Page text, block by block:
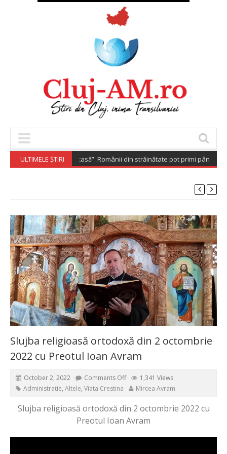
ULTIMELE ȘTIRI
Investește Acasă”. Românii din străinătate pot primi până la
Slujba religioasă ortodoxă din 2 octombrie
2022 cu Preotul Ioan Avram
October 2, 2022 Comments Off
1,341 Views
Administrație, Altele, Viata Crestina Mircea Avram
Slujba religioasă ortodoxă din 2 octombrie 2022 cu
Preotul Ioan Avram